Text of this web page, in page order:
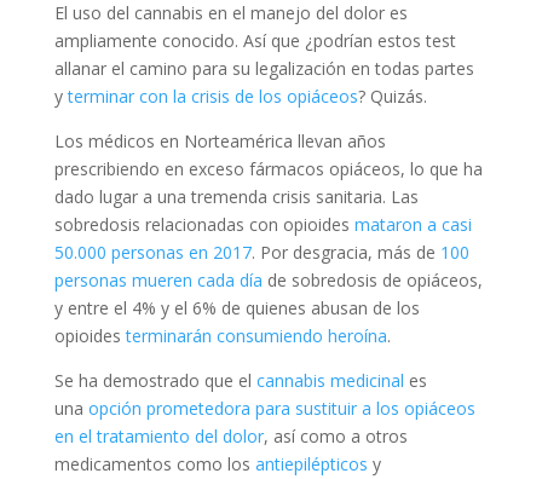
El uso del cannabis en el manejo del dolor es
ampliamente conocido. Así que ¿podrían estos test
allanar el camino para su legalización en todas partes
yterminar con la crisis de los opiáceos? Quizás.
Los médicos en Norteamérica llevan años
prescribiendo en exceso fármacos opiáceos, lo que ha
dado lugar a una tremenda crisis sanitaria. Las
sobredosis relacionadas con opioides mataron a casi
50.000 personas en 2017. Por desgracia, más de 100
personas mueren cada día de sobredosis de opiáceos,
y entre el 4% y el 6% de quienes abusan de los
opioidesterminarán consumiendo heroína.
Se ha demostrado que el cannabis medicinal es
una opción prometedora para sustituir a los opiáceos
en el tratamiento del dolor, así como a otros
medicamentos como los antiepilépticos y